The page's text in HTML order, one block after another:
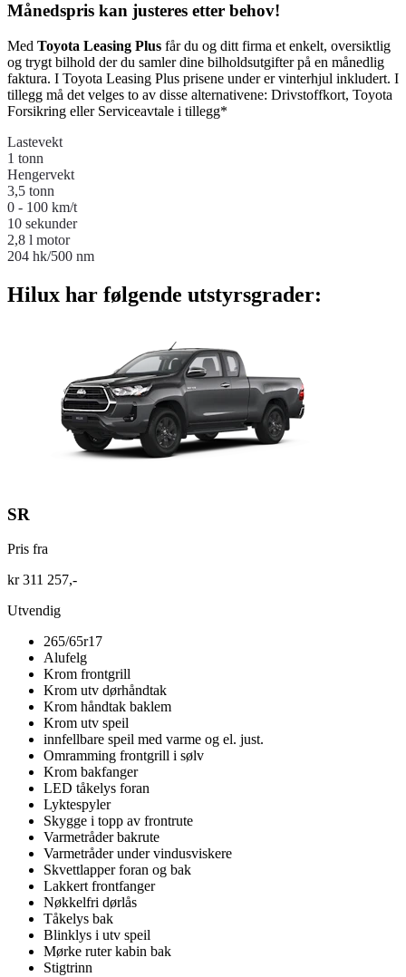
Månedspris kan justeres etter behov!
Med Toyota Leasing Plus får du og ditt firma et enkelt, oversiktlig
og trygt bilhold der du samler dine bilholdsutgifter på en månedlig
faktura. I Toyota Leasing Plus prisene under er vinterhjul inkludert. I
tillegg må det velges to av disse alternativene: Drivstoffkort, Toyota
Forsikring eller Serviceavtale i tillegg*
Lastevekt
1 tonn
Hengervekt
3,5 tonn
0 - 100 km/t
10 sekunder
2,8 l motor
204 hk/500 nm
Hilux har følgende utstyrsgrader:
SR
Pris fra
kr 311 257,-
Utvendig
265/65r17
Alufelg
Krom frontgrill
Krom utv dørhåndtak
Krom håndtak baklem
Krom utv speil
innfellbare speil med varme og el. just.
Omramming frontgrill i sølv
Krom bakfanger
LED tåkelys foran
Lyktespyler
Skygge i topp av frontrute
Varmetråder bakrute
Varmetråder under vindusviskere
Skvettlapper foran og bak
Lakkert frontfanger
Nøkkelfri dørlås
Tåkelys bak
Blinklys i utv speil
Mørke ruter kabin bak
Stigtrinn